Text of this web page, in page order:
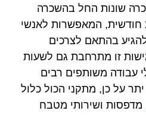
שונות החל בהשכרה
המאפשרות לאנשי
בהתאם לצרכים
זו מתרחבת גם לשעות
משותפים רבים
גישה 24/7. יתר על כן, מתקני הכול כלול
ושירותי מטבח